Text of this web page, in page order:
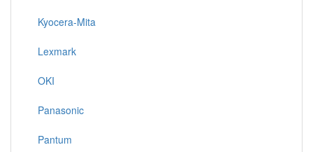
Kyocera-Mita
Lexmark
OKI
Panasonic
Pantum